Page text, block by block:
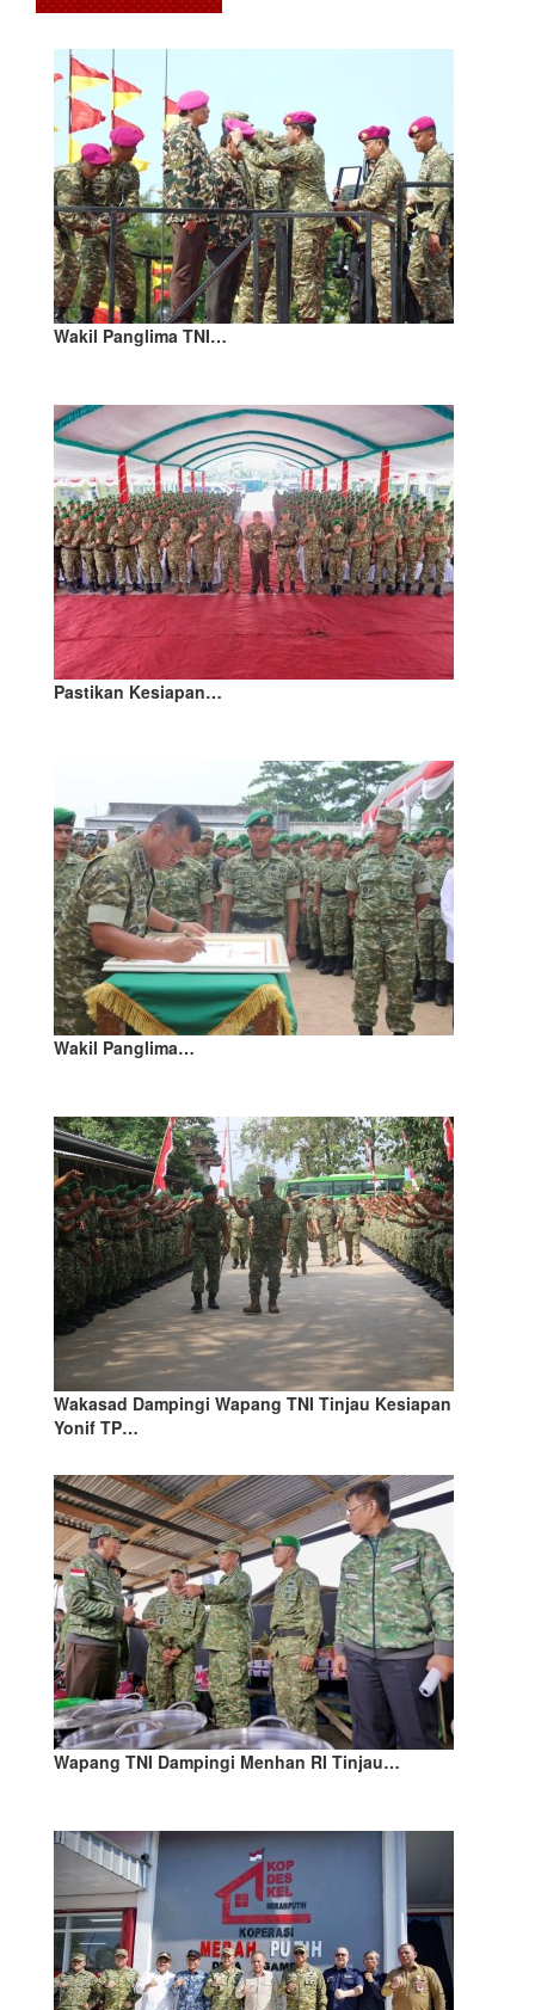
Wakil Panglima TNI…
Pastikan Kesiapan…
Wakil Panglima…
Wakasad Dampingi Wapang TNI Tinjau Kesiapan
Yonif TP…
Wapang TNI Dampingi Menhan RI Tinjau…